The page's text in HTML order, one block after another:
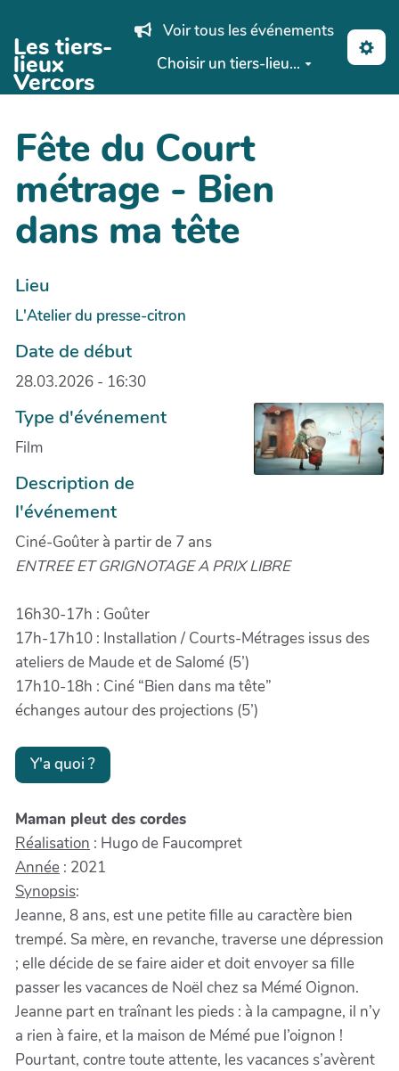
Aller au contenu principal
Les tiers-
lieux
Vercors
Voir tous les événements
Choisir un tiers-lieu...
Fête du Court
métrage - Bien
dans ma tête
Lieu
L'Atelier du presse-citron
Date de début
28.03.2026 - 16:30
Type d'événement
Film
Description de
l'événement
Ciné-Goûter à partir de 7 ans
ENTREE ET GRIGNOTAGE A PRIX LIBRE
16h30-17h : Goûter
17h-17h10 : Installation / Courts-Métrages issus des
ateliers de Maude et de Salomé (5’)
17h10-18h : Ciné “Bien dans ma tête”
échanges autour des projections (5’)
Y'a quoi ?
Maman pleut des cordes
Réalisation : Hugo de Faucompret
Année : 2021
Synopsis:
Jeanne, 8 ans, est une petite fille au caractère bien
trempé. Sa mère, en revanche, traverse une dépression
; elle décide de se faire aider et doit envoyer sa fille
passer les vacances de Noël chez sa Mémé Oignon.
Jeanne part en traînant les pieds : à la campagne, il n’y
a rien à faire, et la maison de Mémé pue l’oignon !
Pourtant, contre toute attente, les vacances s’avèrent